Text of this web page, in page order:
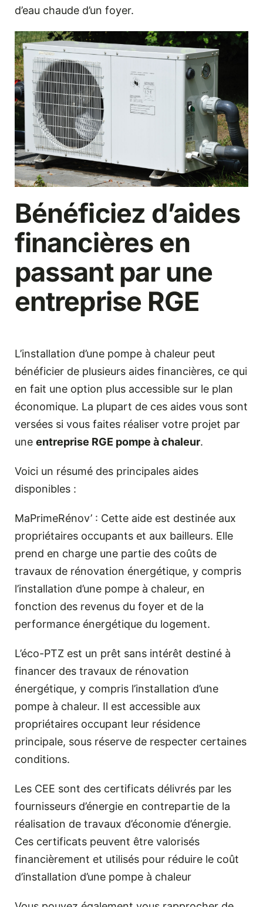
d’eau chaude d’un foyer.
Bénéficiez d’aides
financières en
passant par une
entreprise RGE
L’installation d’une pompe à chaleur peut
bénéficier de plusieurs aides financières, ce qui
en fait une option plus accessible sur le plan
économique. La plupart de ces aides vous sont
versées si vous faites réaliser votre projet par
une entreprise RGE pompe à chaleur.
Voici un résumé des principales aides
disponibles :
MaPrimeRénov’ : Cette aide est destinée aux
propriétaires occupants et aux bailleurs. Elle
prend en charge une partie des coûts de
travaux de rénovation énergétique, y compris
l’installation d’une pompe à chaleur, en
fonction des revenus du foyer et de la
performance énergétique du logement.
L’éco-PTZ est un prêt sans intérêt destiné à
financer des travaux de rénovation
énergétique, y compris l’installation d’une
pompe à chaleur. Il est accessible aux
propriétaires occupant leur résidence
principale, sous réserve de respecter certaines
conditions.
Les CEE sont des certificats délivrés par les
fournisseurs d’énergie en contrepartie de la
réalisation de travaux d’économie d’énergie.
Ces certificats peuvent être valorisés
financièrement et utilisés pour réduire le coût
d’installation d’une pompe à chaleur